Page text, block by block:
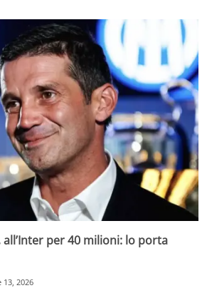
per 40 milioni: lo porta
13, 2026